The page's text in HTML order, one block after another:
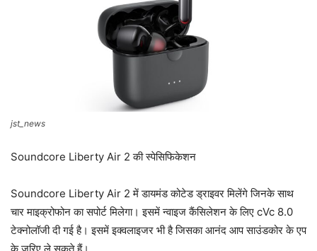
jst_news
Soundcore Liberty Air 2 की स्पेसिफिकेशन
Soundcore Liberty Air 2 में डायमंड कोटेड ड्राइवर मिलेंगे जिनके साथ
चार माइक्रोफोन का सपोर्ट मिलेगा। इसमें न्वाइज कैंसिलेशन के लिए cVc 8.0
टेक्नोलॉजी दी गई है। इसमें इक्वलाइजर भी है जिसका आनंद आप साउंडकोर के एप